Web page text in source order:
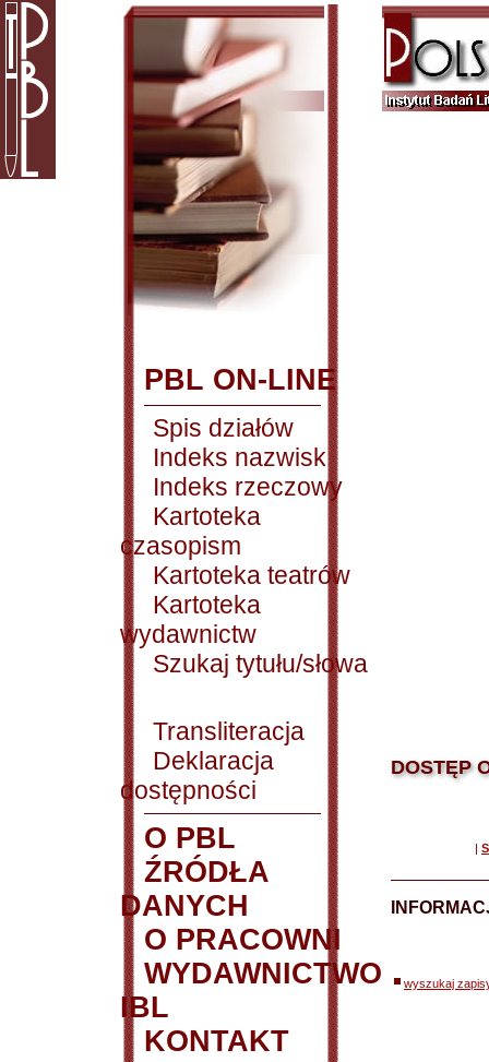
PBL ON-LINE
Spis działów
Indeks nazwisk
Indeks rzeczowy
Kartoteka
czasopism
Kartoteka teatrów
Kartoteka
wydawnictw
Szukaj tytułu/słowa
Transliteracja
Deklaracja
dostępności
O PBL
ŹRÓDŁA
DANYCH
O PRACOWNI
WYDAWNICTWO
IBL
KONTAKT
DOSTĘP
|
wyszukaj